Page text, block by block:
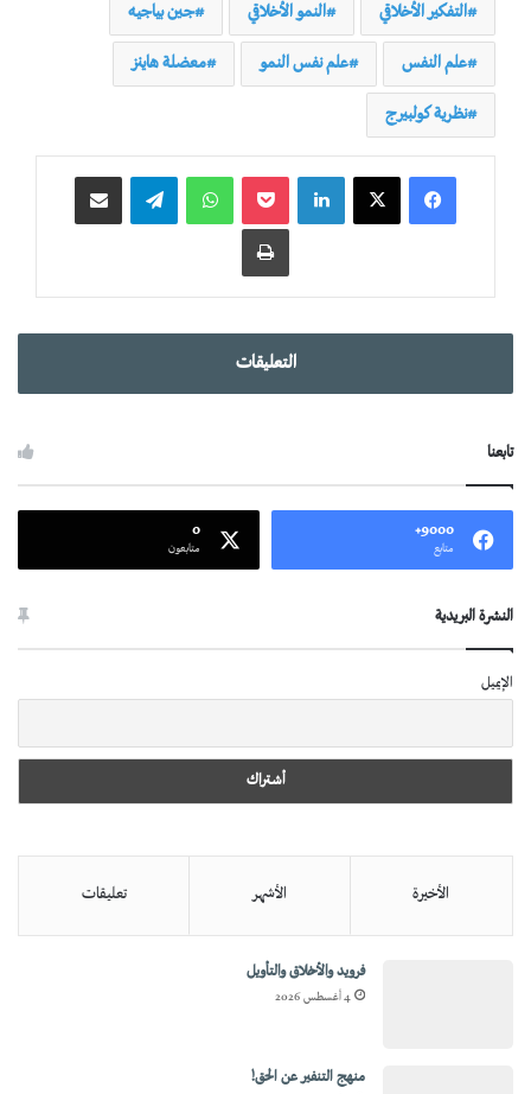
التفكير الأخلاقي النمو الأخلاقي جين بياجيه
علم النفس علم نفس النمو معضلة هاينز
نظرية كولبيرج
واتساب
التعليقات
تابعنا
9000+
متابع
0
متابعون
النشرة البريدية
الإيميل
الأخيرة الأشهر تعليقات
فرويد والأخلاق والتأويل
4 أغسطس 2026
منهج التنفير عن الحق!